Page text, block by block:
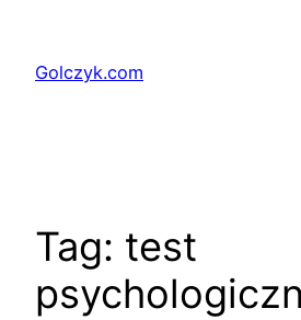
treściGolczyk.com
Tag: test